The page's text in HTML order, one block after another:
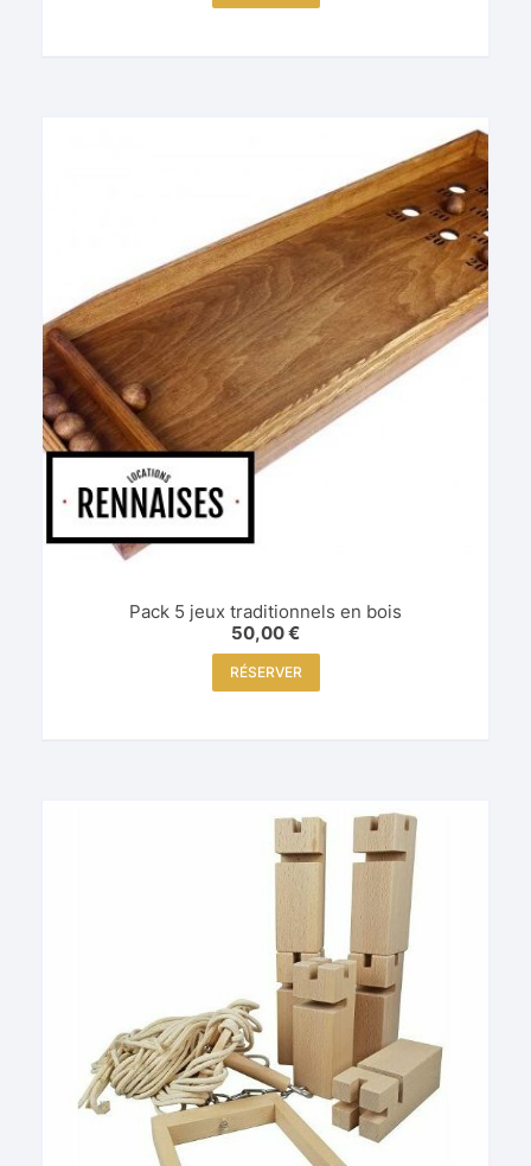
Pack 5 jeux traditionnels en bois
50,00€
RÉSERVER